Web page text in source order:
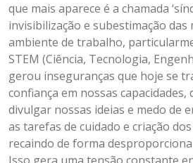
que mais aparece é a chamada
invisibilização e subestimação das
ambiente de trabalho,
STEM (Ciência, Tecnologia,
gerou inseguranças que hoje se
confiança em nossas capacidades,
divulgar nossas ideias e medo de
as tarefas de cuidado e criação
recaindo de forma